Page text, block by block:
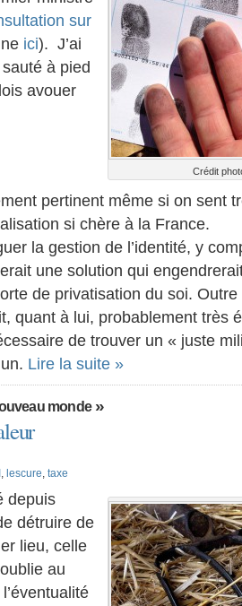
Crédit
sur
ici). J’ai
à pied
avouer
pertinent même si on sent
si chère à la France.
la gestion de l’identité, y
une solution qui
de privatisation du soi. Outre
quant à lui, probablement très
de trouver un « juste
Lire la suite »
monde»
, lescure, taxe
depuis
détruire de
lieu, celle
au